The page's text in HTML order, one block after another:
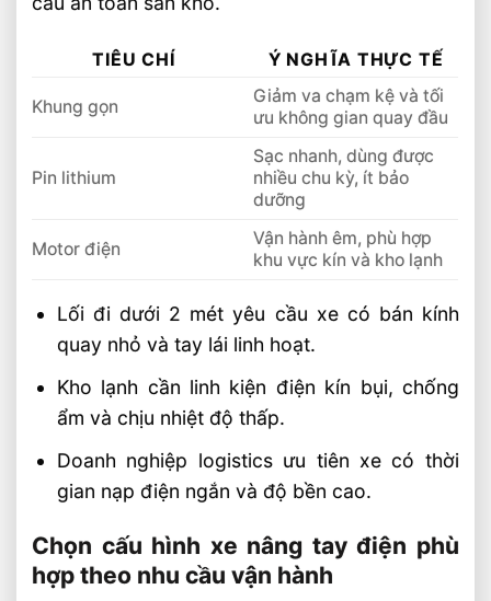
TIÊU CHÍ Ý NGHĨA THỰC TẾ
Khung gọn
Giảm va chạm kệ và tối
ưu không gian quay đầu
Pin lithium
Sạc nhanh, dùng được
nhiều chu kỳ, ít bảo
dưỡng
Motor điện
Vận hành êm, phù hợp
khu vực kín và kho lạnh
Lối đi dưới 2 mét yêu cầu xe có bán kính
quay nhỏ và tay lái linh hoạt.
Kho lạnh cần linh kiện điện kín bụi, chống
ẩm và chịu nhiệt độ thấp.
Doanh nghiệp logistics ưu tiên xe có thời
gian nạp điện ngắn và độ bền cao.
Chọn cấu hình xe nâng tay điện phù
hợp theo nhu cầu vận hành